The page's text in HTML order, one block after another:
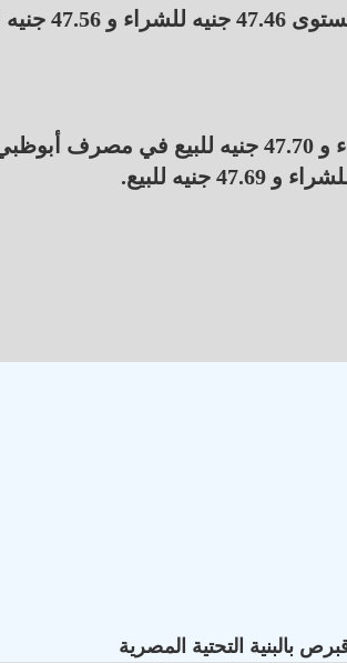
للبيع.
وصل أعلى سعر للدولار في البنوك إلى مستوى 47.60 جنيه للشراء و 47.70 جنيه للبيع في مصرف
بالبنية التحتية المصرية